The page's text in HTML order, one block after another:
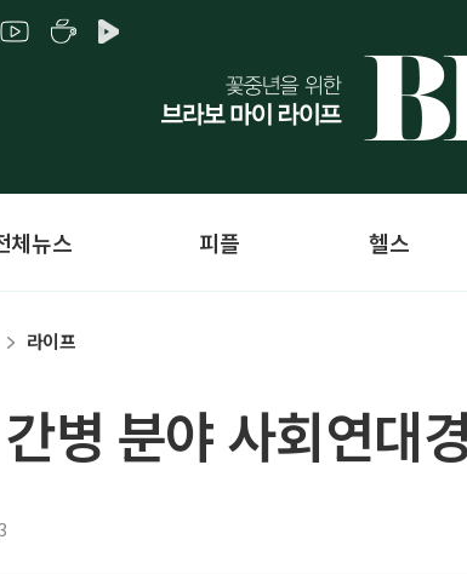
체뉴스 피플 헬스
라이프
병 분야 사회연대